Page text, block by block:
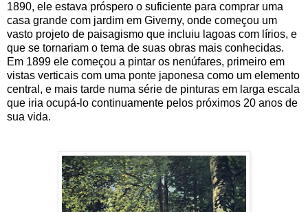
1890, ele estava próspero o suficiente para comprar uma
casa grande com jardim em Giverny, onde começou um
vasto projeto de paisagismo que incluiu lagoas com lírios, e
que se tornariam o tema de suas obras mais conhecidas.
Em 1899 ele começou a pintar os nenúfares, primeiro em
vistas verticais com uma ponte japonesa como um elemento
central, e mais tarde numa série de pinturas em larga escala
que iria ocupá-lo continuamente pelos próximos 20 anos de
sua vida.